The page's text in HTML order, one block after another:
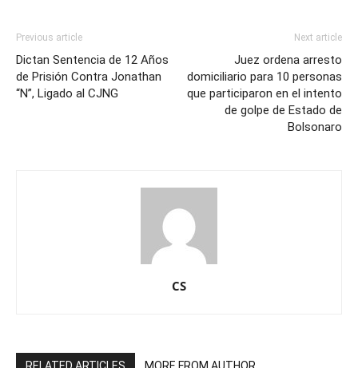
Previous article
Dictan Sentencia de 12 Años
de Prisión Contra Jonathan
“N”, Ligado al CJNG
Next article
Juez ordena arresto
domiciliario para 10 personas
que participaron en el intento
de golpe de Estado de
Bolsonaro
CS
RELATED ARTICLES MORE FROM AUTHOR